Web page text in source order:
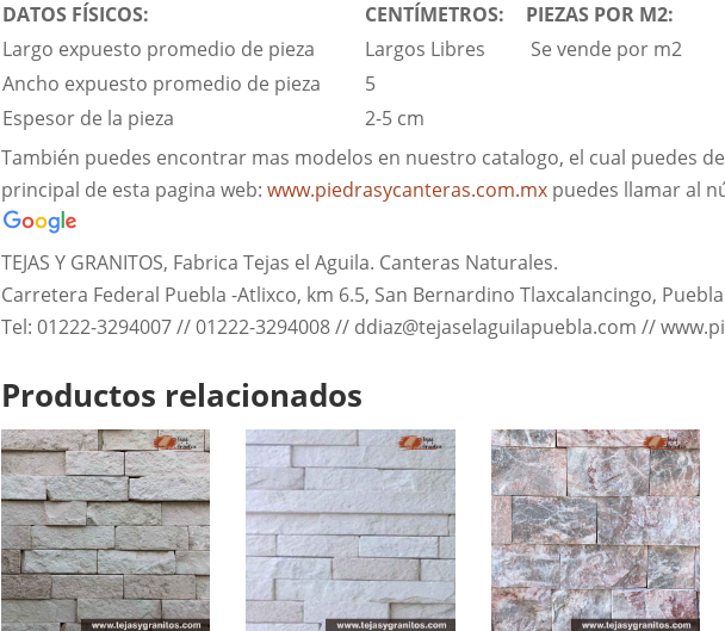
DATOS FÍSICOS:
CENTÍMETROS:
PIEZAS POR M2:
Largo expuesto promedio de pieza
Largos Libres
Se vende por m2
Ancho expuesto promedio de pieza
5
Espesor de la pieza
2-5 cm
También puedes encontrar mas modelos en nuestro catalogo, el cual puedes
principal de esta pagina web: www.piedrasycanteras.com.mxpuedes llamar al
TEJAS Y GRANITOS, Fabrica Tejas el Aguila. Canteras Naturales.
Carretera Federal Puebla -Atlixco, km 6.5, San Bernardino Tlaxcalancingo,
Tel: 01222-3294007 // 01222-3294008 // ddiaz@tejaselaguilapuebla.com //
Productos relacionados